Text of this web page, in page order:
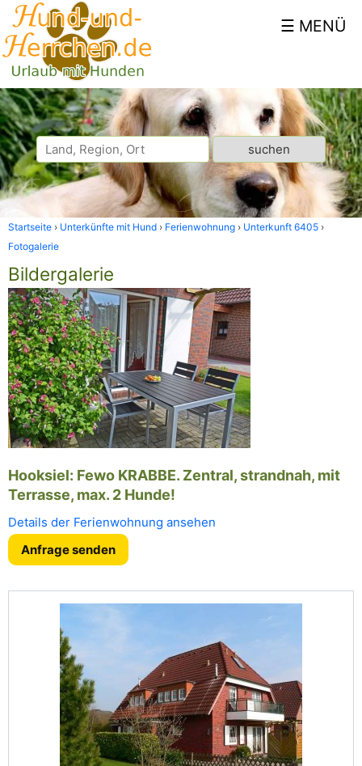
Startseite Unterkünfte mit Hund Ferienwohnung
Unterkunft 6405
Fotogalerie
Bildergalerie
Hooksiel: Fewo KRABBE. Zentral, strandnah, mit
Terrasse, max. 2 Hunde!
Details der Ferienwohnung ansehen
Anfrage senden